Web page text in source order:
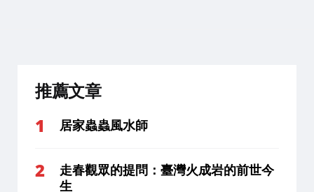
推薦文章
居家蟲蟲風水師
走春觀眾的提問：臺灣火成岩的前世今
生